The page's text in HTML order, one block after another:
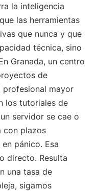
la inteligencia
las herramientas
que nunca y que
técnica, sino
Granada, un centro
de
mayor
los tutoriales de
servidor se cae o
con plazos
pánico. Esa
directo. Resulta
una tasa de
sigamos